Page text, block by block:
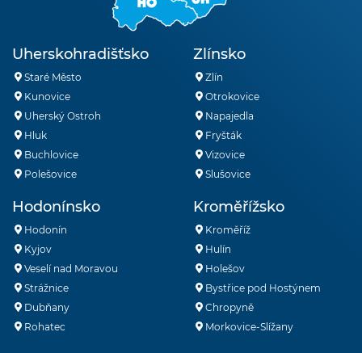
Uherskohradišťsko
Staré Město
Kunovice
Uherský Ostroh
Hluk
Buchlovice
Polešovice
Zlínsko
Zlín
Otrokovice
Napajedla
Fryšták
Vizovice
Slušovice
Hodonínsko
Hodonín
Kyjov
Veselí nad Moravou
Strážnice
Dubňany
Rohatec
Kroměřížsko
Kroměříž
Hulín
Holešov
Bystřice pod Hostýnem
Chropyně
Morkovice-Slížany